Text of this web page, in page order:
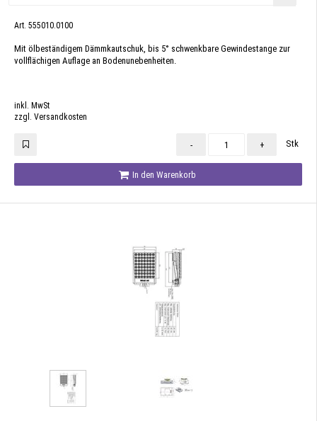
Art. 555010.0100
Mit ölbeständigem Dämmkautschuk, bis 5° schwenkbare Gewindestange zur
vollflächigen Auflage an Bodenunebenheiten.
inkl. MwSt
zzgl. Versandkosten
- + Stk
In den Warenkorb